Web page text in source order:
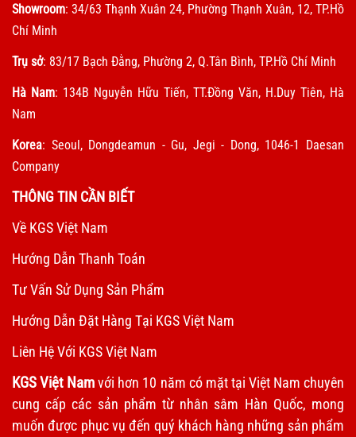
Showroom: 34/63 Thạnh Xuân 24, Phường Thạnh Xuân, 12, TP.Hồ
Chí Minh
Trụ sở: 83/17 Bạch Đằng, Phường 2, Q.Tân Bình, TP.Hồ Chí Minh
Hà Nam: 134B Nguyễn Hữu Tiến, TT.Đồng Văn, H.Duy Tiên, Hà
Nam
Korea: Seoul, Dongdeamun - Gu, Jegi - Dong, 1046-1 Daesan
Company
THÔNG TIN CẦN BIẾT
Về KGS Việt Nam
Hướng Dẫn Thanh Toán
Tư Vấn Sử Dụng Sản Phẩm
Hướng Dẫn Đặt Hàng Tại KGS Việt Nam
Liên Hệ Với KGS Việt Nam
KGS Việt Namvới hơn 10 năm có mặt tại Việt Nam chuyên
cung cấp các sản phẩm từ nhân sâm Hàn Quốc, mong
muốn được phục vụ đến quý khách hàng những sản phẩm